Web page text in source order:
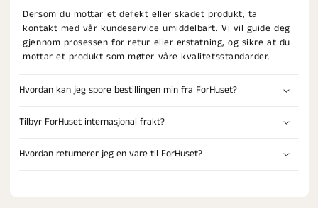
Dersom du mottar et defekt eller skadet produkt, ta
kontakt med vår kundeservice umiddelbart. Vi vil guide deg
gjennom prosessen for retur eller erstatning, og sikre at du
mottar et produkt som møter våre kvalitetsstandarder.
Hvordan kan jeg spore bestillingen min fra ForHuset?
Tilbyr ForHuset internasjonal frakt?
Hvordan returnerer jeg en vare til ForHuset?